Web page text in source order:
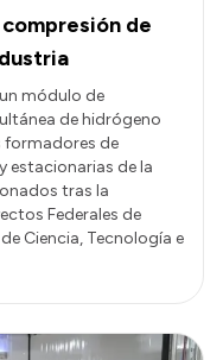
de
módulo de
de hidrógeno
formadores de
estacionarias de la
tras la
Federales de
Ciencia, Tecnología e